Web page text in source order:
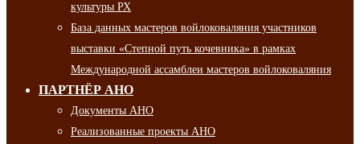
культуры РХ
База данных мастеров войлоковаляния участников
выставки «Степной путь кочевника» в рамках
Международной ассамблеи мастеров войлоковаляния
ПАРТНЁР АНО
Документы АНО
Реализованные проекты АНО